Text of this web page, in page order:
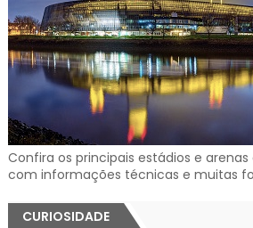
Confira os principais estádios e
com informações técnicas e muitas
CURIOSIDADE